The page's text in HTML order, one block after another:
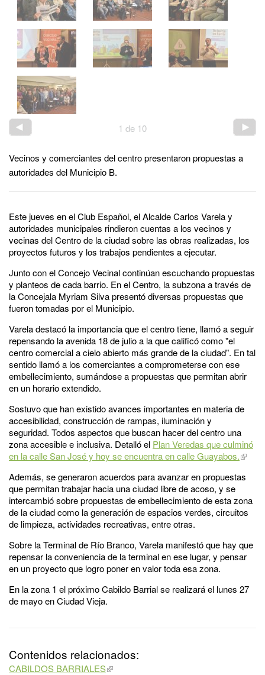
1 de 10
Vecinos y comerciantes del centro presentaron propuestas a
autoridades del Municipio B.
Este jueves en el Club Español, el Alcalde Carlos Varela y
autoridades municipales rindieron cuentas a los vecinos y
vecinas del Centro de la ciudad sobre las obras realizadas, los
proyectos futuros y los trabajos pendientes a ejecutar.
Junto con el Concejo Vecinal continúan escuchando propuestas
y planteos de cada barrio. En el Centro, la subzona a través de
la Concejala Myriam Silva presentó diversas propuestas que
fueron tomadas por el Municipio.
Varela destacó la importancia que el centro tiene, llamó a seguir
repensando la avenida 18 de julio a la que calificó como "el
centro comercial a cielo abierto más grande de la ciudad". En tal
sentido llamó a los comerciantes a comprometerse con ese
embellecimiento, sumándose a propuestas que permitan abrir
en un horario extendido.
Sostuvo que han existido avances importantes en materia de
accesibilidad, construcción de rampas, iluminación y
seguridad. Todos aspectos que buscan hacer del centro una
zona accesible e inclusiva. Detalló el Plan Veredas que culminó
en la calle San José y hoy se encuentra en calle Guayabos.
Además, se generaron acuerdos para avanzar en propuestas
que permitan trabajar hacia una ciudad libre de acoso, y se
intercambió sobre propuestas de embellecimiento de esta zona
de la ciudad como la generación de espacios verdes, circuitos
de limpieza, actividades recreativas, entre otras.
Sobre la Terminal de Río Branco, Varela manifestó que hay que
repensar la conveniencia de la terminal en ese lugar, y pensar
en un proyecto que logro poner en valor toda esa zona.
En la zona 1 el próximo Cabildo Barrial se realizará el lunes 27
de mayo en Ciudad Vieja.
Contenidos relacionados:
CABILDOS BARRIALES